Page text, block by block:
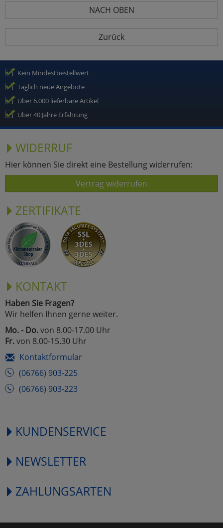
NACH OBEN
Zurück
Kein Mindestbestellwert
Täglich neue Angebote
Über 6.000 lieferbare Artikel
Über 40 Jahre Erfahrung
WIDERRUF
Hier können Sie direkt eine Bestellung widerrufen:
Vertrag widerrufen
ZERTIFIKATE
KONTAKT
Haben Sie Fragen?
Wir helfen Ihnen gerne weiter.
Mo. - Do.von 8.00-17.00 Uhr
Fr.von 8.00-15.30 Uhr
Kontaktformular
(06766) 903-225
(06766) 903-223
KUNDENSERVICE
NEWSLETTER
ZAHLUNGSARTEN